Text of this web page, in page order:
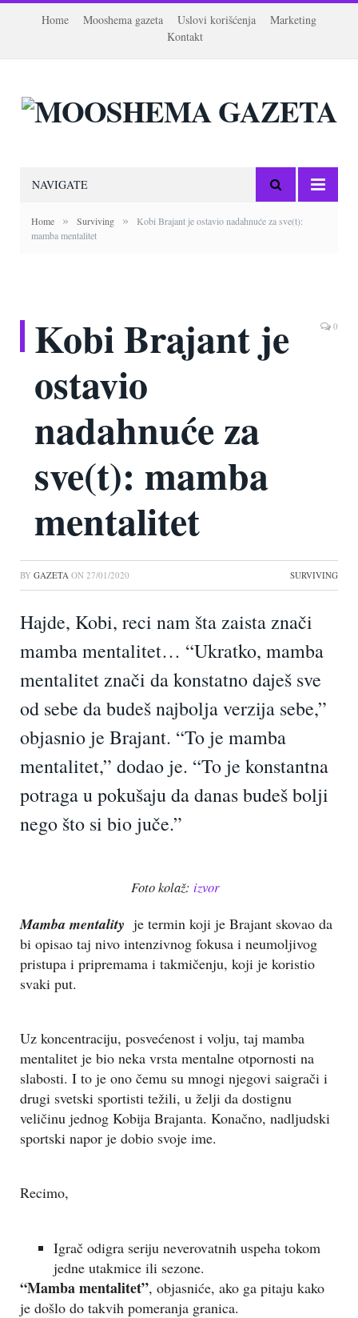
Home Mooshema gazeta Uslovi korišćenja
Marketing
Kontakt
NAVIGATE
Home » Surviving »
Kobi Brajant je ostavio nadahnuće za sve(t):
mamba mentalitet
Kobi Brajant je
ostavio
nadahnuće za
sve(t): mamba
mentalitet
0
BY GAZETA ON 27/01/2020 SURVIVING
Hajde, Kobi, reci nam šta zaista znači
mamba mentalitet… “Ukratko, mamba
mentalitet znači da konstatno daješ sve
od sebe da budeš najbolja verzija sebe,”
objasnio je Brajant. “To je mamba
mentalitet,” dodao je. “To je konstantna
potraga u pokušaju da danas budeš bolji
nego što si bio juče.”
Foto kolaž: izvor
Mamba mentality je termin koji je Brajant skovao da
bi opisao taj nivo intenzivnog fokusa i neumoljivog
pristupa i pripremama i takmičenju, koji je koristio
svaki put.
Uz koncentraciju, posvećenost i volju, taj mamba
mentalitet je bio neka vrsta mentalne otpornosti na
slabosti. I to je ono čemu su mnogi njegovi saigrači i
drugi svetski sportisti težili, u želji da dostignu
veličinu jednog Kobija Brajanta. Konačno, nadljudski
sportski napor je dobio svoje ime.
Recimo,
Igrač odigra seriju neverovatnih uspeha tokom
jedne utakmice ili sezone.
“Mamba mentalitet”, objasniće, ako ga pitaju kako
je došlo do takvih pomeranja granica.